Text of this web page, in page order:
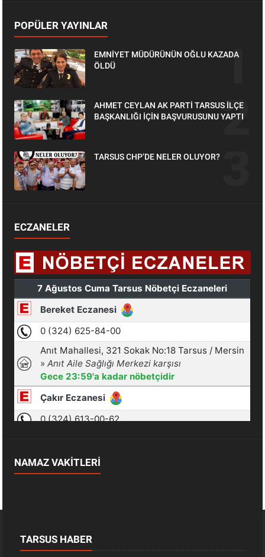
POPÜLER YAYINLAR
EMNİYET MÜDÜRÜNÜN OĞLU KAZADA
ÖLDÜ
AHMET CEYLAN AK PARTİ TARSUS İLÇE
BAŞKANLIĞI İÇİN BAŞVURUSUNU YAPTI
TARSUS CHP’DE NELER OLUYOR?
ECZANELER
NAMAZ VAKİTLERİ
TARSUS HABER